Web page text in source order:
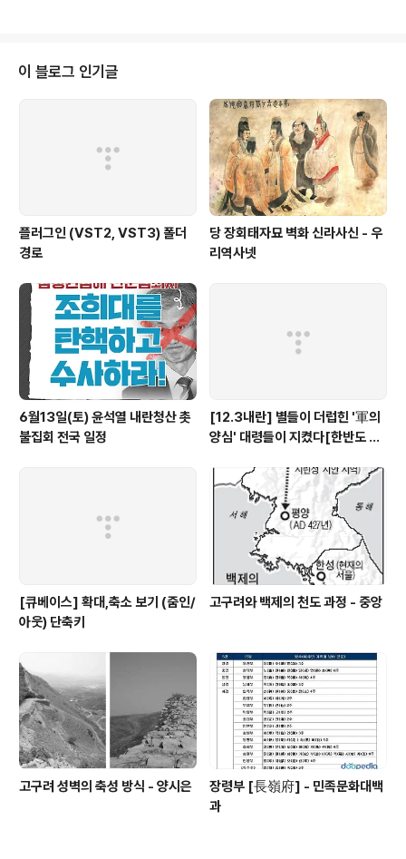
더러 과도한 법적 대응으로 프리랜서들을 괴롭힌다는 지적이다. 29일 오후 3시
서울 마포구 연남동 한 건물에서 열린 “방송..
이 블로그 인기글
플러그인 (VST2, VST3) 폴더
경로
당 장회태자묘 벽화 신라사신 - 우
리역사넷
6월13일(토) 윤석열 내란청산 촛
불집회 전국 일정
[12.3내란] 별들이 더럽힌 '軍의
양심' 대령들이 지켰다[한반도 리
[큐베이스] 확대,축소 보기 (줌인/
아웃) 단축키
고구려와 백제의 천도 과정 - 중앙
고구려 성벽의 축성 방식 - 양시은
장령부 [長嶺府] - 민족문화대백
과